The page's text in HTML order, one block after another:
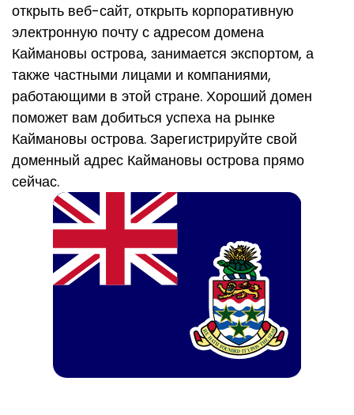
открыть веб-сайт, открыть корпоративную
электронную почту с адресом домена
Каймановы острова, занимается экспортом, а
также частными лицами и компаниями,
работающими в этой стране. Хороший домен
поможет вам добиться успеха на рынке
Каймановы острова. Зарегистрируйте свой
доменный адрес Каймановы острова прямо
сейчас.